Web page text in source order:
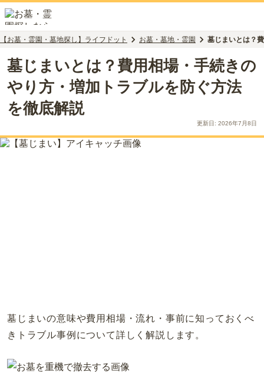
【お墓・霊園・墓地探し】ライフドット お墓・墓地・霊園 墓じまいとは？
墓じまいとは？費用相場・手続きの
やり方・増加トラブルを防ぐ方法
を徹底解説
更新日: 2026年7月8日
墓じまいの意味や費用相場・流れ・事前に知っておくべ
きトラブル事例について詳しく解説します。